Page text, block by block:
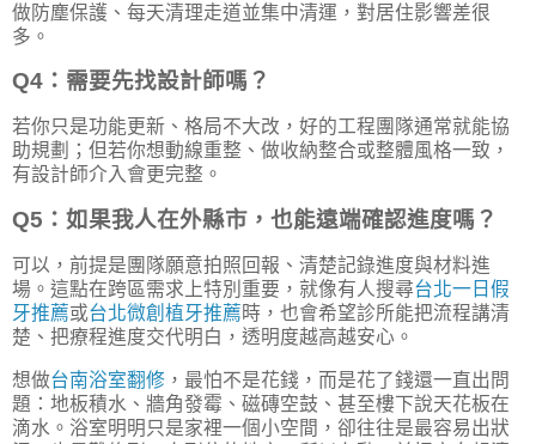
做防塵保護、每天清理走道並集中清運，對居住影響差很
多。
Q4：需要先找設計師嗎？
若你只是功能更新、格局不大改，好的工程團隊通常就能協
助規劃；但若你想動線重整、做收納整合或整體風格一致，
有設計師介入會更完整。
Q5：如果我人在外縣市，也能遠端確認進度嗎？
可以，前提是團隊願意拍照回報、清楚記錄進度與材料進
場。這點在跨區需求上特別重要，就像有人搜尋台北一日假
牙推薦或台北微創植牙推薦時，也會希望診所能把流程講清
楚、把療程進度交代明白，透明度越高越安心。
想做台南浴室翻修 ，最怕不是花錢，而是花了錢還一直出問
題：地板積水、牆角發霉、磁磚空鼓、甚至樓下說天花板在
滴水。浴室明明只是家裡一個小空間，卻往往是最容易出狀